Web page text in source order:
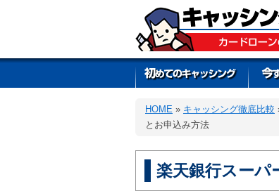
HOME » キャッシング徹底比較
とお申込み方法
楽天銀行スーパ